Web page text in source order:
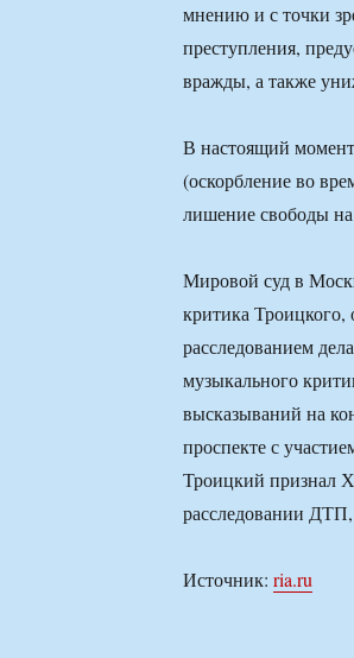
мнению и с точки
преступления,
вражды, а также
В настоящий
(оскорбление во
лишение свободы на
Мировой суд в
критика Троицкого,
расследованием
музыкального
высказываний на
проспекте с
Троицкий признал
расследовании
Источник: ria.ru